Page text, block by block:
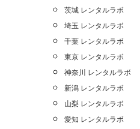
茨城 レンタルラボ
埼玉 レンタルラボ
千葉 レンタルラボ
東京 レンタルラボ
神奈川 レンタルラボ
新潟 レンタルラボ
山梨 レンタルラボ
愛知 レンタルラボ